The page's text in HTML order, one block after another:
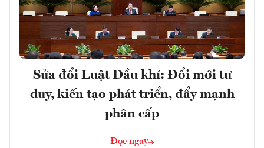
Sửa đổi Luật Dầu khí: Đổi mới tư
duy, kiến tạo phát triển, đẩy mạnh
phân cấp
Đọc ngay